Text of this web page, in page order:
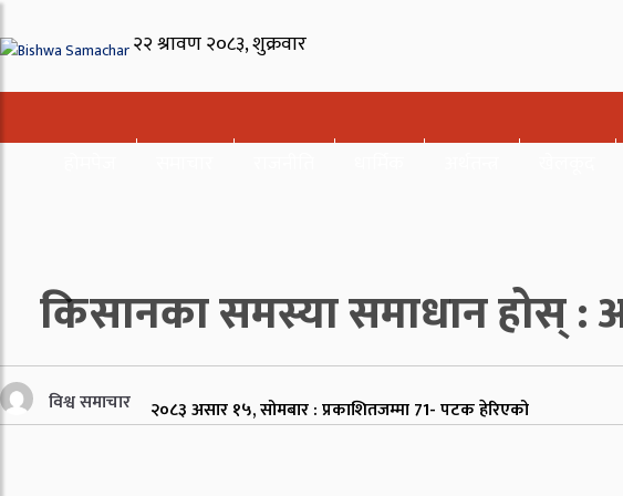
किसानका समस्या समाधान होस् :
विश्व समाचार २०८३ असार १५, सोमबार : प्रकाशितजम्मा71- पटक हेरिएको